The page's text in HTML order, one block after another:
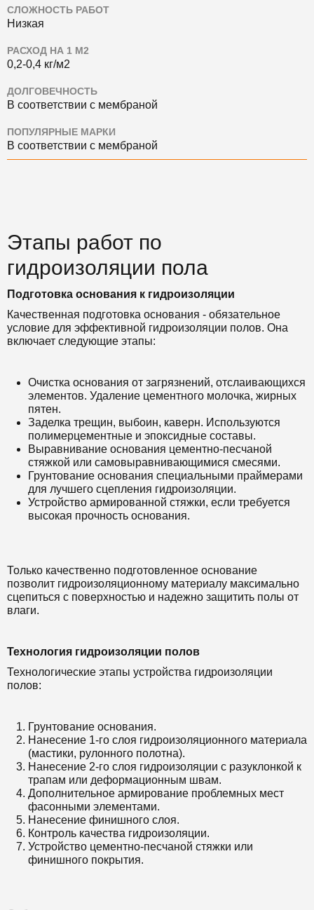
СЛОЖНОСТЬ РАБОТ
Низкая
РАСХОД НА 1 М2
0,2-0,4 кг/м2
ДОЛГОВЕЧНОСТЬ
В соответствии с мембраной
ПОПУЛЯРНЫЕ МАРКИ
В соответствии с мембраной
Этапы работ по
гидроизоляции пола
Подготовка основания к гидроизоляции
Качественная подготовка основания - обязательное
условие для эффективной гидроизоляции полов. Она
включает следующие этапы:
Очистка основания от загрязнений, отслаивающихся
элементов. Удаление цементного молочка, жирных
пятен.
Заделка трещин, выбоин, каверн. Используются
полимерцементные и эпоксидные составы.
Выравнивание основания цементно-песчаной
стяжкой или самовыравнивающимися смесями.
Грунтование основания специальными праймерами
для лучшего сцепления гидроизоляции.
Устройство армированной стяжки, если требуется
высокая прочность основания.
Только качественно подготовленное основание
позволит гидроизоляционному материалу максимально
сцепиться с поверхностью и надежно защитить полы от
влаги.
Технология гидроизоляции полов
Технологические этапы устройства гидроизоляции
полов:
Грунтование основания.
Нанесение 1-го слоя гидроизоляционного материала
(мастики, рулонного полотна).
Нанесение 2-го слоя гидроизоляции с разуклонкой к
трапам или деформационным швам.
Дополнительное армирование проблемных мест
фасонными элементами.
Нанесение финишного слоя.
Контроль качества гидроизоляции.
Устройство цементно-песчаной стяжки или
финишного покрытия.